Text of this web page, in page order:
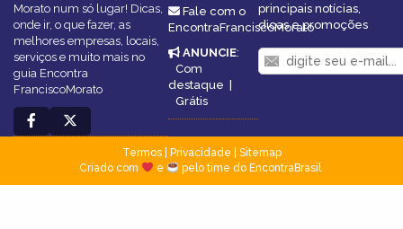
Morato num só lugar! Dicas,
onde ir, o que fazer, as
melhores empresas, locais,
serviços e muito mais no
guia Encontra
FranciscoMorato
Fale com o
EncontraFranciscoMorato
ANUNCIE:
Com
destaque |
Grátis
principais notícias,
dicas e promoções
Termos| Privacidade
Sitemap
Criado com
e pelo time do EncontraBrasil